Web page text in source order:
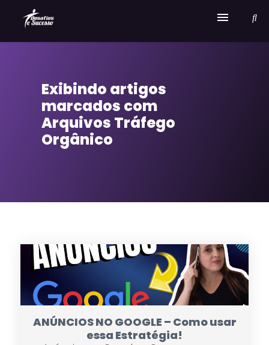
Serviços
Sobre Desafios e Sucesso
Exibindo artigos
marcados com
Arquivos Tráfego
Orgânico
ANÚNCIOS NO GOOGLE – Como usar
essa Estratégia!